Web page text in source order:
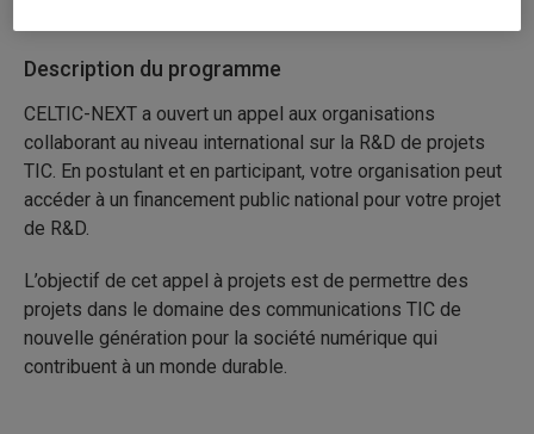
Description du programme
CELTIC-NEXT a ouvert un appel aux organisations
collaborant au niveau international sur la R&D de projets
TIC. En postulant et en participant, votre organisation peut
accéder à un financement public national pour votre projet
de R&D.
L’objectif de cet appel à projets est de permettre des
projets dans le domaine des communications TIC de
nouvelle génération pour la société numérique qui
contribuent à un monde durable.